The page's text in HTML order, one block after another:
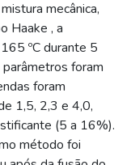
mecânica,
Haake , a
ºC durante 5
foram
foram
1,5, 2,3 e 4,0,
(5 a 16%).
método foi